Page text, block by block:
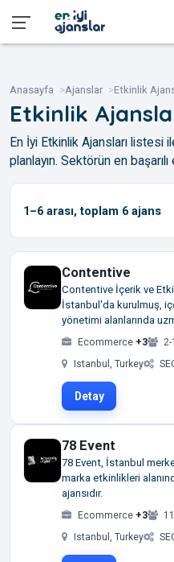
Anasayfa Ajanslar Etkinlik
Etkinlik
En İyi Etkinlik Ajansları listesi
planlayın. Sektörün en
1–6 arası, toplam 6 ajans
Contentive
Contentive İçerik ve
İstanbul'da kurulmuş,
yönetimi alanlarında
Ecommerce +3
2-
Istanbul, Turkey
Detay
78 Event
78 Event, İstanbul
marka etkinlikleri
ajansıdır.
Ecommerce +3
Istanbul, Turkey